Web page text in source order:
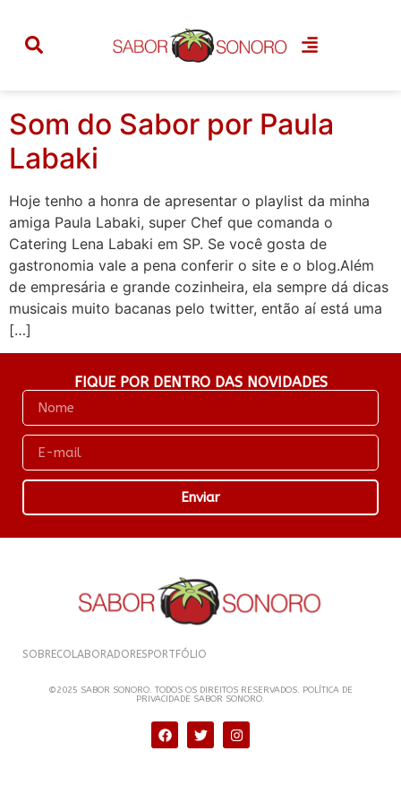
Categoria:paula
Som do Sabor por Paula
Labaki
Hoje tenho a honra de apresentar o playlist da minha
amiga Paula Labaki, super Chef que comanda o
Catering Lena Labaki em SP. Se você gosta de
gastronomia vale a pena conferir o site e o blog.Além
de empresária e grande cozinheira, ela sempre dá dicas
musicais muito bacanas pelo twitter, então aí está uma
[…]
FIQUE POR DENTRO DAS NOVIDADES
Enviar
SOBRECOLABORADORES PORTFÓLIO
©2025 SABOR SONORO. TODOS OS DIREITOS RESERVADOS. POLÍTICA DE
PRIVACIDADE SABOR SONORO.